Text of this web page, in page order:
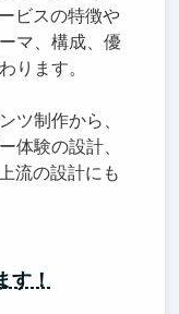
ビスの特徴や
マ、構成、優
ります。
ツ制作から、
体験の設計、
流の設計にも
す！